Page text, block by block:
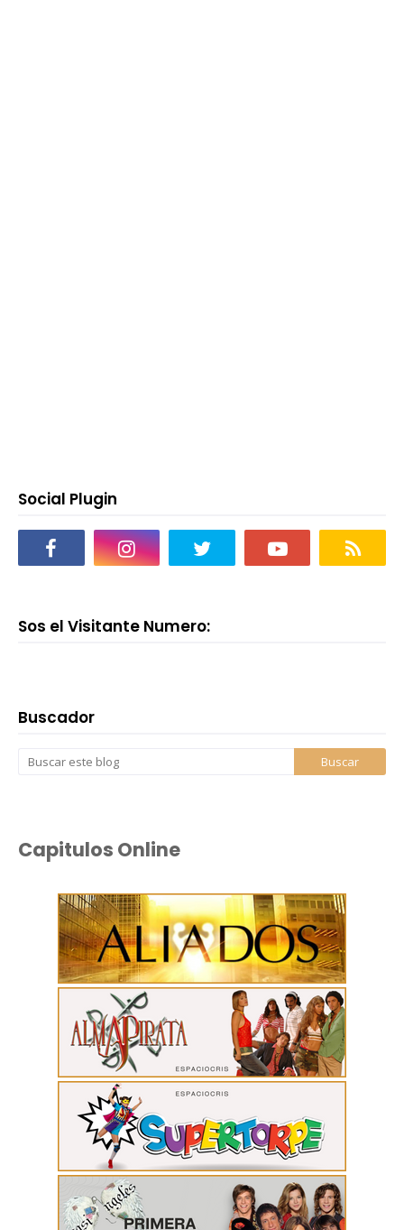
Social Plugin
Sos el Visitante Numero:
Buscador
Capitulos Online